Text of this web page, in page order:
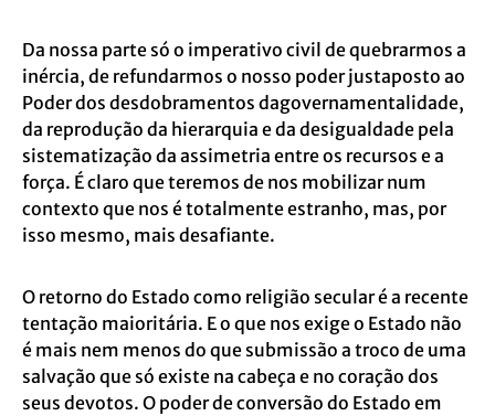
Da nossa parte só o imperativo civil de quebrarmos a
inércia, de refundarmos o nosso poder justaposto ao
Poder dos desdobramentos dagovernamentalidade,
da reprodução da hierarquia e da desigualdade pela
sistematização da assimetria entre os recursos e a
força. É claro que teremos de nos mobilizar num
contexto que nos é totalmente estranho, mas, por
isso mesmo, mais desafiante.
O retorno do Estado como religião secular é a recente
tentação maioritária. E o que nos exige o Estado não
é mais nem menos do que submissão a troco de uma
salvação que só existe na cabeça e no coração dos
seus devotos. O poder de conversão do Estado em